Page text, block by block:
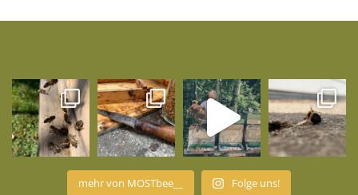
mehr von MOSTbee__ Folge uns!